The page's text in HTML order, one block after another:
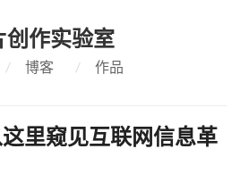
创作实验室
/ 博客 / 作品
里窥见互联网信息革